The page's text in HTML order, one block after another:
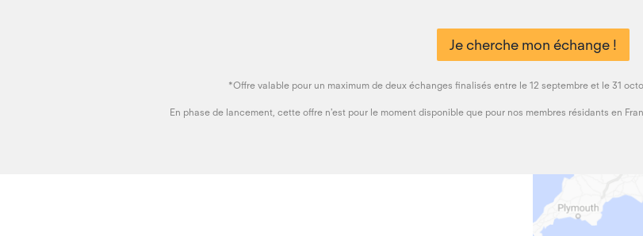
Je cherche mon échange !
*Offre valable pour un maximum de deux échanges finalisés entre le 12 septembre et le 31
En phase de lancement, cette offre n'est pour le moment disponible que pour nos membres résidants en